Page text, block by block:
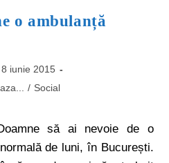
o ambulanță
iunie 2015
/ Social
să ai nevoie de o
de luni, în București.